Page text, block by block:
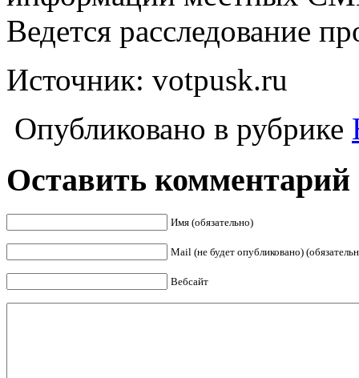
Ведется расследование
Источник: votpusk.ru
Опубликовано в рубрике
Оставить комментарий
Имя (обязательно)
Mail (не будет опубликовано)
Вебсайт